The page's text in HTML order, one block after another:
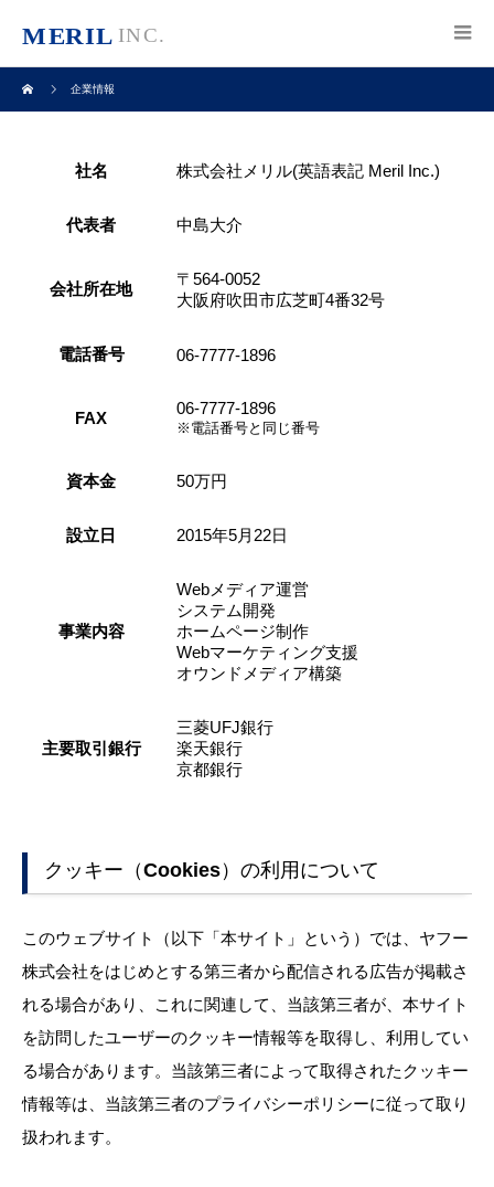
企業情報
社名 株式会社メリル(英語表記 Meril Inc.)
代表者 中島大介
会社所在地
〒564-0052
大阪府吹田市広芝町4番32号
電話番号 06-7777-1896
FAX
06-7777-1896
※電話番号と同じ番号
資本金 50万円
設立日 2015年5月22日
事業内容
Webメディア運営
システム開発
ホームページ制作
Webマーケティング支援
オウンドメディア構築
主要取引銀行
三菱UFJ銀行
楽天銀行
京都銀行
クッキー（Cookies）の利用について
このウェブサイト（以下「本サイト」という）では、ヤフー
株式会社をはじめとする第三者から配信される広告が掲載さ
れる場合があり、これに関連して、当該第三者が、本サイト
を訪問したユーザーのクッキー情報等を取得し、利用してい
る場合があります。当該第三者によって取得されたクッキー
情報等は、当該第三者のプライバシーポリシーに従って取り
扱われます。